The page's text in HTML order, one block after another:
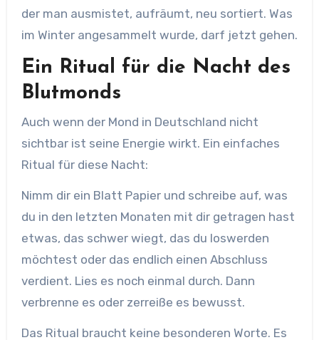
der man ausmistet, aufräumt, neu sortiert. Was
im Winter angesammelt wurde, darf jetzt gehen.
Ein Ritual für die Nacht des
Blutmonds
Auch wenn der Mond in Deutschland nicht
sichtbar ist seine Energie wirkt. Ein einfaches
Ritual für diese Nacht:
Nimm dir ein Blatt Papier und schreibe auf, was
du in den letzten Monaten mit dir getragen hast
etwas, das schwer wiegt, das du loswerden
möchtest oder das endlich einen Abschluss
verdient. Lies es noch einmal durch. Dann
verbrenne es oder zerreiße es bewusst.
Das Ritual braucht keine besonderen Worte. Es